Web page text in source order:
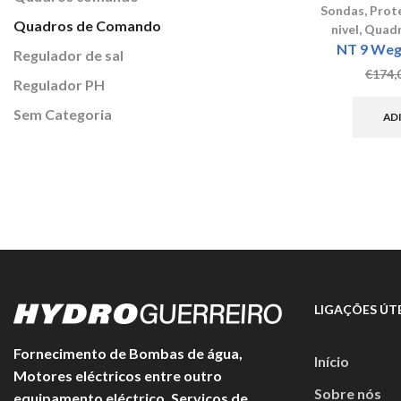
Sondas,
nivel,
NT 9
€
Quadros de Comando
Regulador de sal
Regulador PH
Sem Categoria
Fornecimento de Bombas de água,
Motores eléctricos entre outro
LIGAÇÕES
Início
Sobre nós